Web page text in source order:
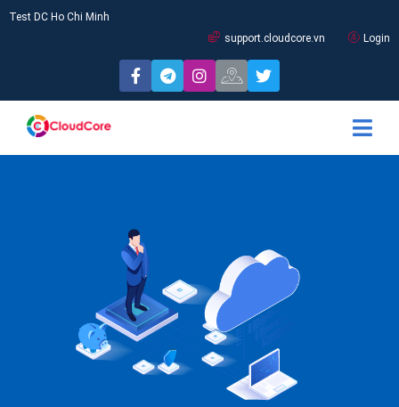
Test DC Ho Chi Minh
support.cloudcore.vn
Login